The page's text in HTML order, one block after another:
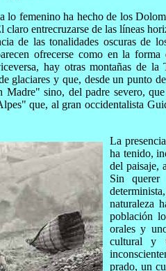
lo femenino ha hecho de los
claro entrecruzarse de las líneas
de las tonalidades oscuras de
ofrecerse como en la
hay otras montañas de la
glaciares y que, desde un punto
sino, del padre severo,
que, al gran occidentalista
La
ha tenido,
del paisaje,
Sin querer
naturaleza
población
orales y
cultural y
prado, un